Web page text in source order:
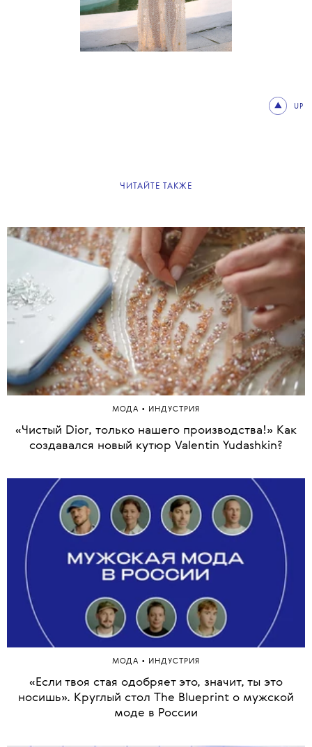
UP
ЧИТАЙТЕ ТАКЖЕ
МОДА • ИНДУСТРИЯ
«Чистый Dior, только нашего производства!» Как
создавался новый кутюр Valentin Yudashkin?
МОДА • ИНДУСТРИЯ
«Если твоя стая одобряет это, значит, ты это
носишь». Круглый стол The Blueprint о мужской
моде в России